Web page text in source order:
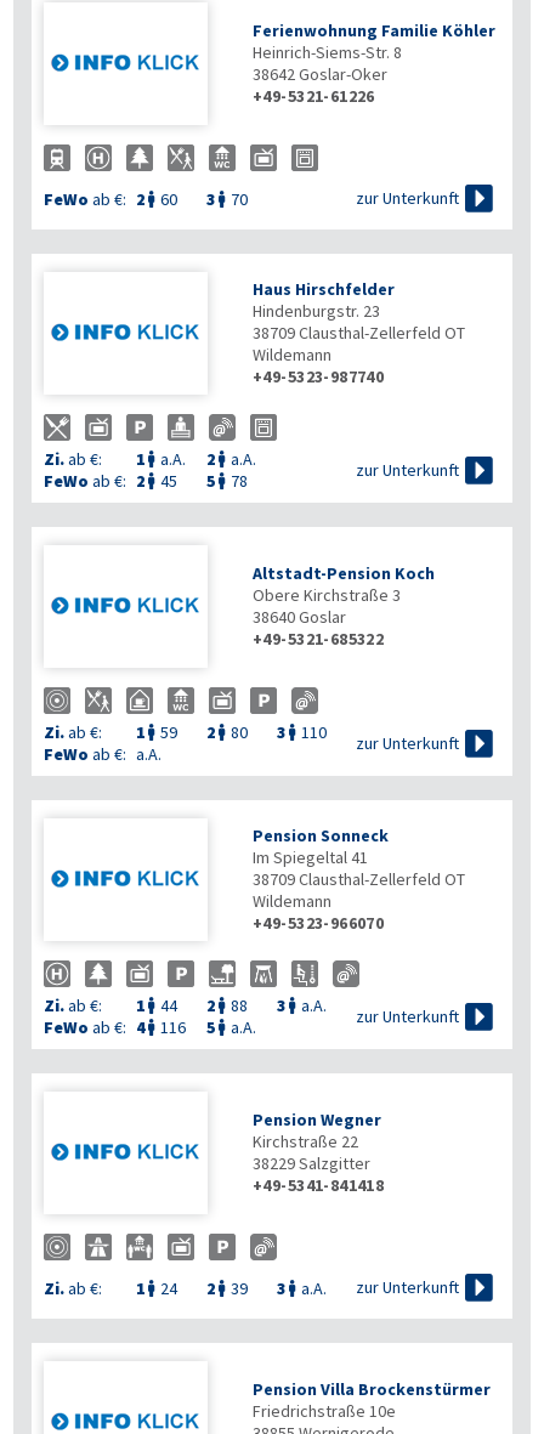
Ferienwohnung Familie Köhler
Heinrich-Siems-Str. 8
38642Goslar-Oker
+49-5321-61226
FeWo ab €: 2  60 3  70 zur Unterkunft 
Haus Hirschfelder
Hindenburgstr. 23
38709Clausthal-Zellerfeld OT
Wildemann
+49-5323-987740
Zi.ab €: 1  a.A. 2  a.A.
FeWo ab €: 2  45 5  78
zur Unterkunft 
Altstadt-Pension Koch
Obere Kirchstraße 3
38640Goslar
+49-5321-685322
Zi.ab €: 1  59 2  80 3  110
FeWo ab €: a.A.
zur Unterkunft 
Pension Sonneck
Im Spiegeltal 41
38709Clausthal-Zellerfeld OT
Wildemann
+49-5323-966070
Zi.ab €: 1  44 2  88 3  a.A.
FeWo ab €: 4 116 5  a.A.
zur Unterkunft 
Pension Wegner
Kirchstraße 22
38229Salzgitter
+49-5341-841418
Zi.ab €: 1  24 2  39 3  a.A. zur Unterkunft 
Pension Villa Brockenstürmer
Friedrichstraße 10e